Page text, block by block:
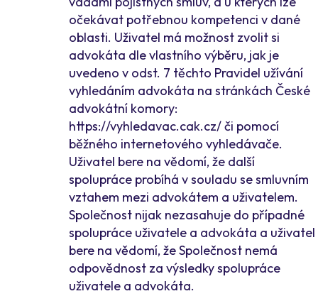
očekávat potřebnou kompetenci v dané
oblasti. Uživatel má možnost zvolit si
advokáta dle vlastního výběru, jak je
uvedeno v odst. 7 těchto Pravidel užívání
vyhledáním advokáta na stránkách České
advokátní komory:
https://vyhledavac.cak.cz/ či pomocí
běžného internetového vyhledávače.
Uživatel bere na vědomí, že další
spolupráce probíhá v souladu se smluvním
vztahem mezi advokátem a uživatelem.
Společnost nijak nezasahuje do případné
spolupráce uživatele a advokáta a uživatel
bere na vědomí, že Společnost nemá
odpovědnost za výsledky spolupráce
uživatele a advokáta.